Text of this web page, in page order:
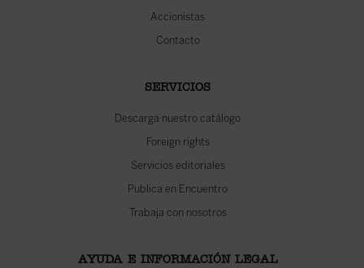
Accionistas
Contacto
SERVICIOS
Descarga nuestro catálogo
Foreign rights
Servicios editoriales
Publica en Encuentro
Trabaja con nosotros
AYUDA E INFORMACIÓN LEGAL